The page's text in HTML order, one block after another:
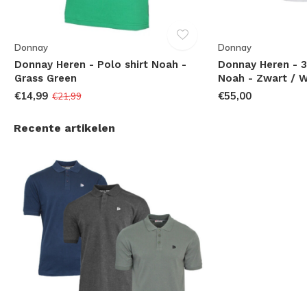
Donnay
Donnay Heren - Polo shirt Noah -
Grass Green
€14,99 €21,99
Donnay
Donnay Heren -
Noah - Zwart /
€55,00
Recente artikelen